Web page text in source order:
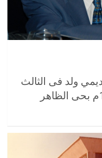
ولد فى الثالث
من شهر أكتوبر عام 1919م بحى الظاهر